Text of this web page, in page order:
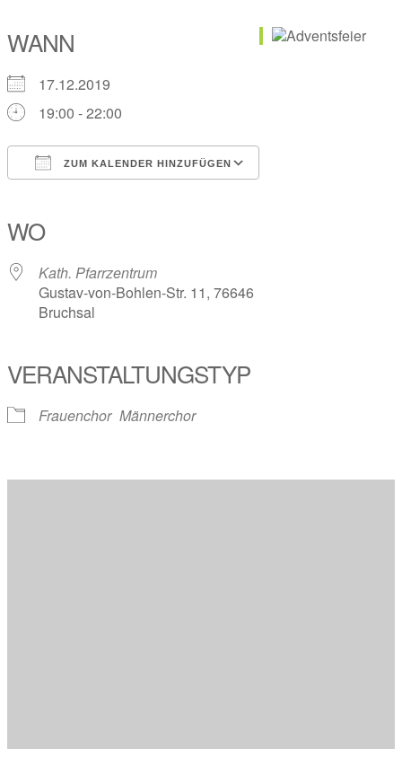
WANN
17.12.2019
19:00 - 22:00
ZUM KALENDER HINZUFÜGEN
WO
Kath. Pfarrzentrum
Gustav-von-Bohlen-Str. 11, 76646
Bruchsal
VERANSTALTUNGSTYP
Frauenchor Männerchor